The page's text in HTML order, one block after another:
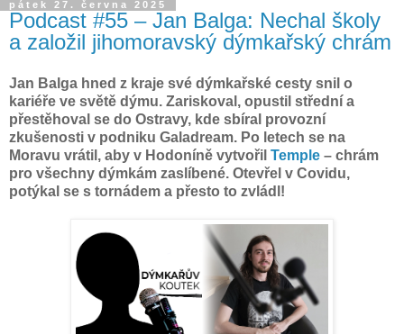
pátek 27. června 2025
Podcast #55 – Jan Balga: Nechal školy
a založil jihomoravský dýmkařský chrám
Jan Balga hned z kraje své dýmkařské cesty snil o
kariéře ve světě dýmu. Zariskoval, opustil střední a
přestěhoval se do Ostravy, kde sbíral provozní
zkušenosti v podniku Galadream. Po letech se na
Moravu vrátil, aby v Hodoníně vytvořil Temple – chrám
pro všechny dýmkám zaslíbené. Otevřel v Covidu,
potýkal se s tornádem a přesto to zvládl!